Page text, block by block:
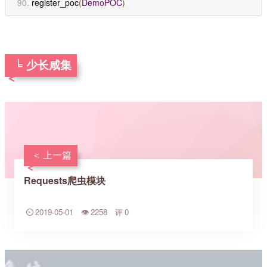
少长咸集
上一篇
Requests爬虫模块
2019-05-01 2258 0